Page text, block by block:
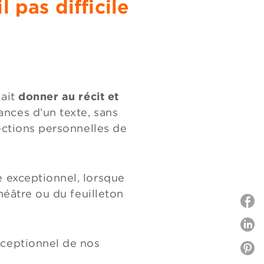
pas difficile
donner au récit et
d’un texte, sans
personnelles de
exceptionnel, lorsque
ou du feuilleton
de nos